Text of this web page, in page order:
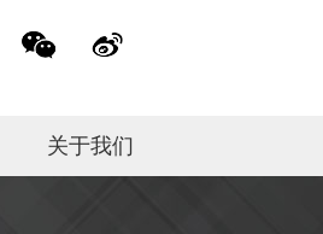
关于我们